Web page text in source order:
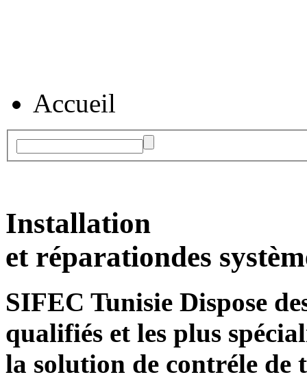
Accueil
Installation
et réparationdes
SIFEC Tunisie Dispose
qualifiés et les plus
la solution de contréle de